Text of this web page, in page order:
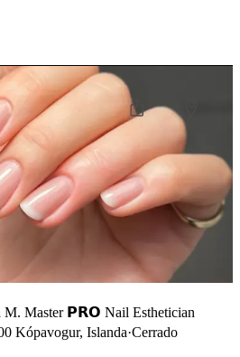
M. Master 𝗣𝗥𝗢 Nail Esthetician
Kópavogur, Islanda·Cerrado